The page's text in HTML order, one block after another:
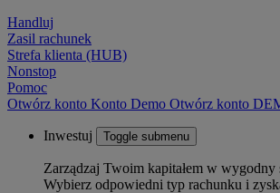
Handluj
Zasil rachunek
Strefa klienta (HUB)
Nonstop
Pomoc
Otwórz konto Konto Demo Otwórz konto
Inwestuj Toggle submenu
Zarządzaj Twoim kapitałem w wygodny
Wybierz odpowiedni typ rachunku i